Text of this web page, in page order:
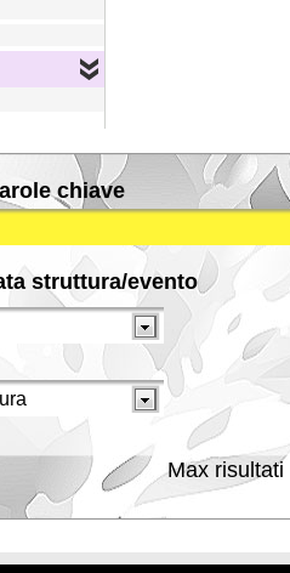
chiave
struttura/evento
Max risultati